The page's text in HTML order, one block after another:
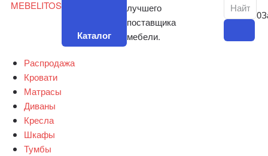
Каталог
лучшего
поставщика
мебели.
0
Распродажа
Кровати
Матрасы
Диваны
Кресла
Шкафы
Тумбы